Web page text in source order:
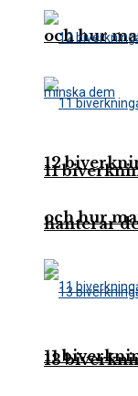
och hur
11
hanterar
13
12
och hur
11